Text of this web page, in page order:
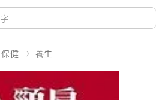
健 養生